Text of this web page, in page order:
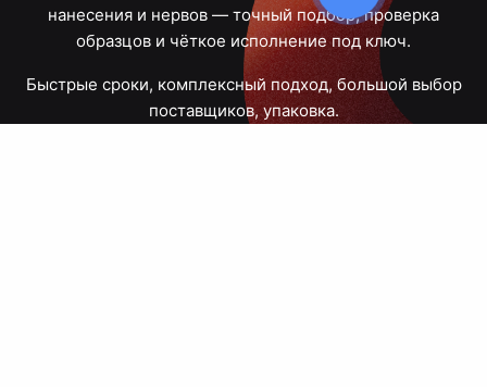
нанесения и нервов — точный подбор, проверка
образцов и чёткое исполнение под ключ.
Быстрые сроки, комплексный подход, большой выбор
поставщиков, упаковка.